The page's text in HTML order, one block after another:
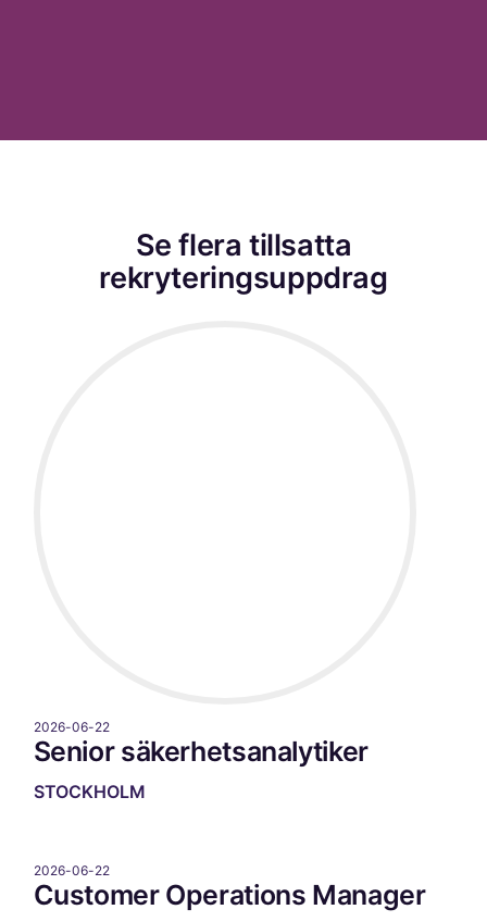
Se flera tillsatta
rekryteringsuppdrag
2026-06-22
Senior säkerhetsanalytiker
STOCKHOLM
2026-06-22
Customer Operations Manager